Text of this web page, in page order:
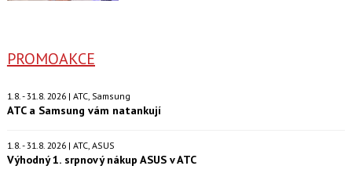
PROMOAKCE
1.8. - 31.8. 2026 | ATC, Samsung
ATC a Samsung vám natankují
1.8. - 31.8. 2026 | ATC, ASUS
Výhodný 1. srpnový nákup ASUS v ATC